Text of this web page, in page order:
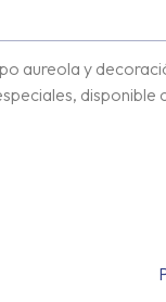
aureola y
disponible